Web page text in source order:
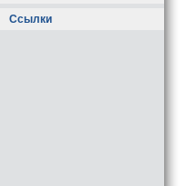
Ссылки